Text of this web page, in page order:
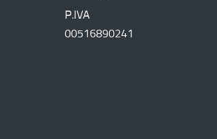
P.IVA
00516890241